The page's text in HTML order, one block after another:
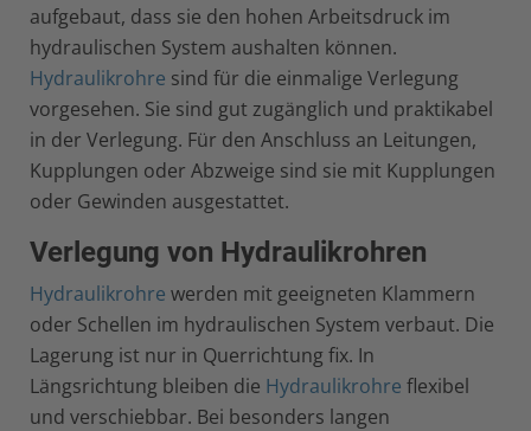
aufgebaut, dass sie den hohen Arbeitsdruck im
hydraulischen System aushalten können.
Hydraulikrohre sind für die einmalige Verlegung
vorgesehen. Sie sind gut zugänglich und praktikabel
in der Verlegung. Für den Anschluss an Leitungen,
Kupplungen oder Abzweige sind sie mit Kupplungen
oder Gewinden ausgestattet.
Verlegung von Hydraulikrohren
Hydraulikrohre werden mit geeigneten Klammern
oder Schellen im hydraulischen System verbaut. Die
Lagerung ist nur in Querrichtung fix. In
Längsrichtung bleiben die Hydraulikrohre flexibel
und verschiebbar. Bei besonders langen